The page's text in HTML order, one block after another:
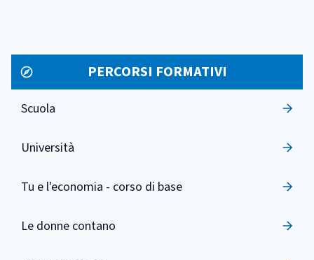
PERCORSI FORMATIVI
Scuola
Università
Tu e l'economia - corso di base
Le donne contano